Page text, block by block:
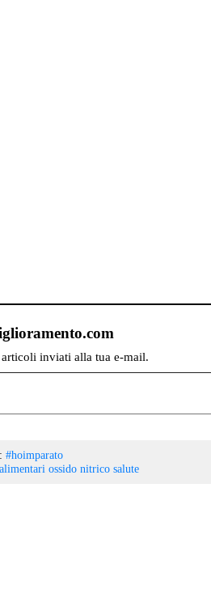
inviati alla tua e-mail.
#hoimparato
ossido nitrico salute